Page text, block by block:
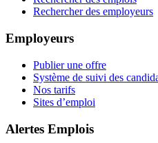
Rechercher des employeurs
Employeurs
Publier une offre
Système de suivi des
Nos tarifs
Sites d’emploi
Alertes Emplois